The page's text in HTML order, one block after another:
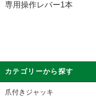
専用操作レバー1本
カテゴリーから探す
爪付きジャッキ